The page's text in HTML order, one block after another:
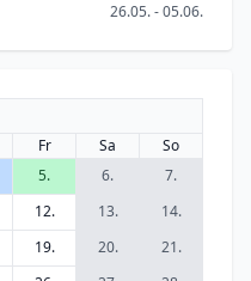
26.05. - 05.06.
Fr Sa
So
5. 6.
7.
12. 13.
14.
19. 20.
21.